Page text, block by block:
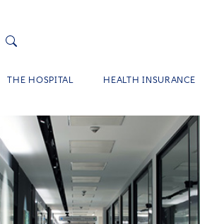
THE HOSPITAL HEALTH INSURANCE